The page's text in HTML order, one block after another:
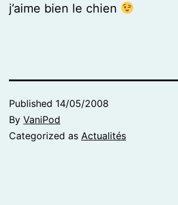
j’aime bien le chien
Published 14/05/2008
By VaniPod
Categorized as Actualités